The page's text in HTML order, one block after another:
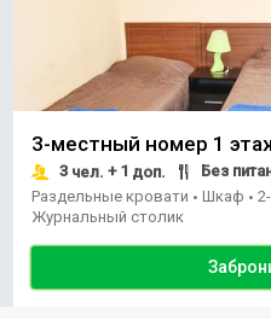
3-местный номер 1
3 чел. + 1 доп.
Без
Раздельные кровати • Шкаф •
Журнальный столик